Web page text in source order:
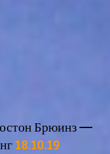
Брюинз —
18.10.19